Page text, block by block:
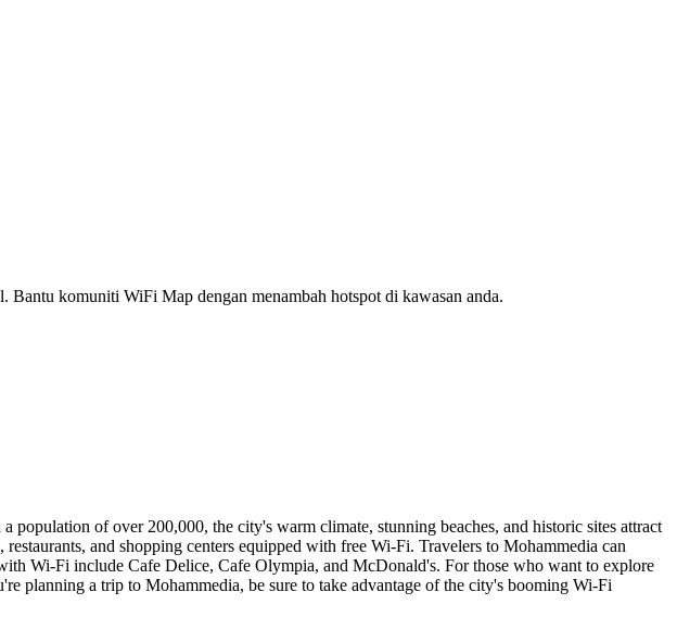
Bantu komuniti WiFi Map dengan menambah hotspot di kawasan anda.
of over 200,000, the city's warm climate, stunning beaches, and historic sites attract
and shopping centers equipped with free Wi-Fi. Travelers to Mohammedia can
Wi-Fi include Cafe Delice, Cafe Olympia, and McDonald's. For those who want to explore
planning a trip to Mohammedia, be sure to take advantage of the city's booming Wi-Fi